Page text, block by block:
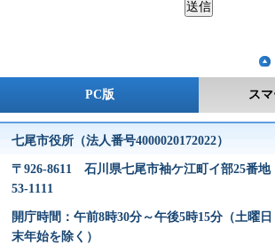
PC版 ス
七尾市役所（法人番号4000020172022）
〒926-8611 石川県七尾市袖ケ江町イ部25番
53-1111
開庁時間：午前8時30分～午後5時15分（土曜
末年始を除く）